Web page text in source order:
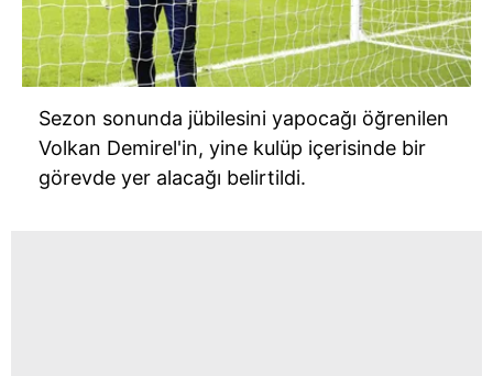
Sezon sonunda jübilesini yapocağı öğrenilen
Volkan Demirel'in, yine kulüp içerisinde bir
görevde yer alacağı belirtildi.